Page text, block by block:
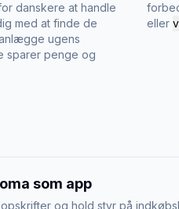
danskere at handle
med at finde de
ugens
sparer penge og
eller
som app
og hold styr på